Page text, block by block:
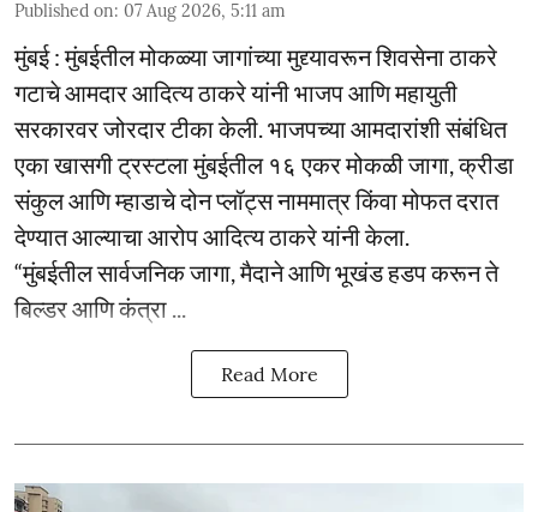
Published on: 07 Aug 2026, 5:11 am
मुंबई : मुंबईतील मोकळ्या जागांच्या मुद्द्यावरून शिवसेना ठाकरे
गटाचे आमदार आदित्य ठाकरे यांनी भाजप आणि महायुती
सरकारवर जोरदार टीका केली. भाजपच्या आमदारांशी संबंधित
एका खासगी ट्रस्टला मुंबईतील १६ एकर मोकळी जागा, क्रीडा
संकुल आणि म्हाडाचे दोन प्लॉट्स नाममात्र किंवा मोफत दरात
देण्यात आल्याचा आरोप आदित्य ठाकरे यांनी केला.
“मुंबईतील सार्वजनिक जागा, मैदाने आणि भूखंड हडप करून ते
बिल्डर आणि कंत्रा ...
Read More